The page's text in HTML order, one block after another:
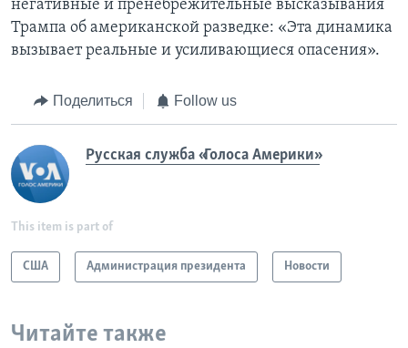
негативные и пренебрежительные высказывания
Трампа об американской разведке: «Эта динамика
вызывает реальные и усиливающиеся опасения».
Поделиться Follow us
Русская служба «Голоса Америки»
This item is part of
США Администрация президента Новости
Читайте также